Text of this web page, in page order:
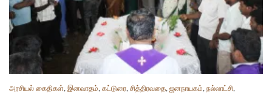
அரசியல் கைதிகள், இனவாதம், கட்டுரை, சித்திரவதை, ஜனநாயகம், நல்லாட்சி,